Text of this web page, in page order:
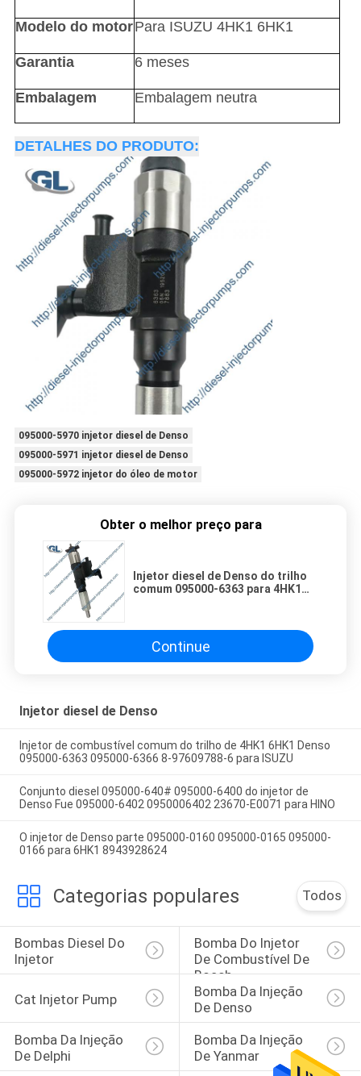
Modelo do motorPara ISUZU 4HK1 6HK1
Garantia 6 meses
Embalagem Embalagem neutra
DETALHES DO PRODUTO:
095000-5970 injetor diesel de Denso
095000-5971 injetor diesel de Denso
095000-5972 injetor do óleo de motor
Obter o melhor preço para
Injetor diesel de Denso do trilho
comum 095000-6363 para 4HK1
Continue
Injetor diesel de Denso
Injetor de combustível comum do trilho de 4HK1 6HK1 Denso
095000-6363 095000-6366 8-97609788-6 para ISUZU
Conjunto diesel 095000-640# 095000-6400 do injetor de
Denso Fue 095000-6402 0950006402 23670-E0071 para HINO
O injetor de Denso parte 095000-0160 095000-0165 095000-
0166 para 6HK1 8943928624
Categorias populares Todos
Bombas Diesel Do
Injetor
Bomba Do Injetor
De Combustível De
Bosch
Cat Injetor Pump
Bomba Da Injeção
De Denso
Bomba Da Injeção
De Delphi
Bomba Da Injeção
De Yanmar